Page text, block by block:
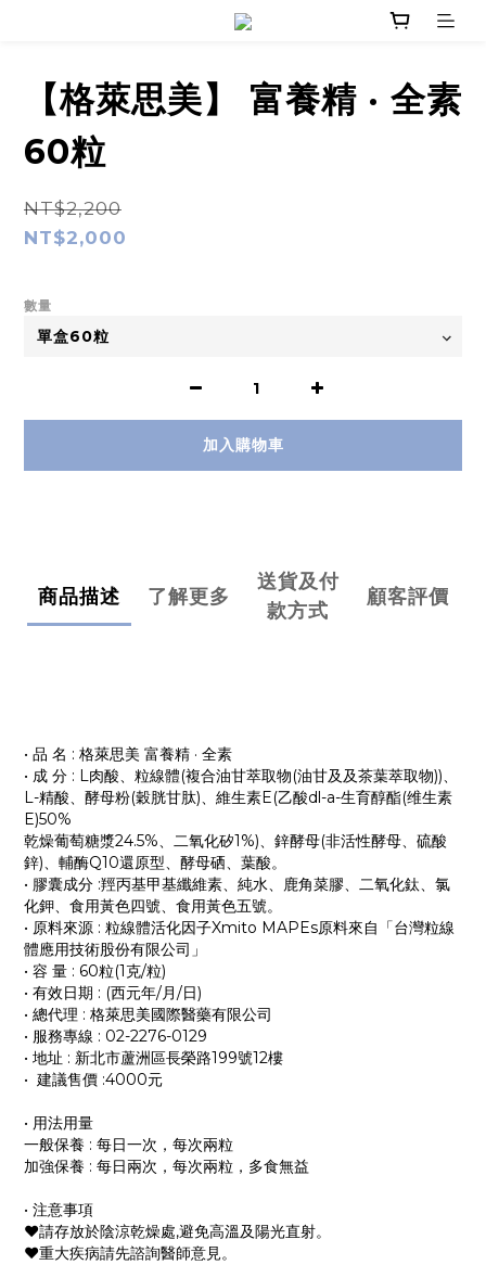
【格萊思美】 富養精 · 全素
60粒
NT$2,200
NT$2,000
數量
加入購物車
商品描述 了解更多
送貨及付
款方式
顧客評價
• 品 名 : 格萊思美 富養精 · 全素
• 成 分 : L肉酸、粒線體(複合油甘萃取物(油甘及及茶葉萃取物))、
L-精酸、酵母粉(穀胱甘肽)、維生素E(乙酸dl-a-生育醇酯(维生素
E)50%
乾燥葡萄糖漿24.5%、二氧化矽1%)、鋅酵母(非活性酵母、硫酸
鋅)、輔酶Q10還原型、酵母硒、葉酸。
• 膠囊成分 :羥丙基甲基纖維素、純水、鹿角菜膠、二氧化鈦、氯
化鉀、食用黃色四號、食用黃色五號。
• 原料來源 : 粒線體活化因子Xmito MAPEs原料來自「台灣粒線
體應用技術股份有限公司」
• 容 量 : 60粒(1克/粒)
• 有效日期 : (西元年/月/日)
• 總代理 : 格萊思美國際醫藥有限公司
• 服務專線 : 02-2276-0129
• 地址 : 新北市蘆洲區長榮路199號12樓
• 建議售價 :4000元
• 用法用量
一般保養 : 每日一次，每次兩粒
加強保養 : 每日兩次，每次兩粒，多食無益
• 注意事項
❤︎請存放於陰涼乾燥處,避免高溫及陽光直射。
❤︎重大疾病請先諮詢醫師意見。